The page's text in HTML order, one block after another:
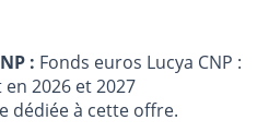
: Fonds euros Lucya CNP :
2026 et 2027
dédiée à cette offre.